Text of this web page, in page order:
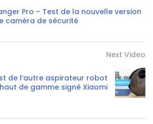
Pro – Test de la nouvelle version
caméra de sécurité
Next Video
de l’autre aspirateur robot
haut de gamme signé Xiaomi